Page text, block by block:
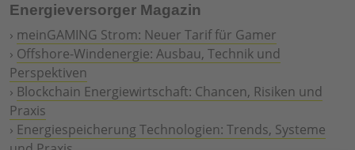
Energieversorger Magazin
› meinGAMING Strom: Neuer Tarif für Gamer
› Offshore-Windenergie: Ausbau, Technik und
Perspektiven
› Blockchain Energiewirtschaft: Chancen, Risiken und
Praxis
› Energiespeicherung Technologien: Trends, Systeme